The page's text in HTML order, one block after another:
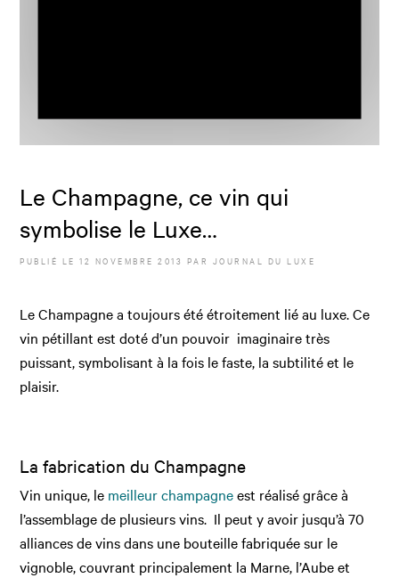
Le Champagne, ce vin qui
symbolise le Luxe…
PUBLIÉ LE12 NOVEMBRE 2013 PAR JOURNAL DU LUXE
Le Champagne a toujours été étroitement lié au luxe. Ce
vin pétillant est doté d’un pouvoir imaginaire très
puissant, symbolisant à la fois le faste, la subtilité et le
plaisir.
La fabrication du Champagne
Vin unique, le meilleur champagneest réalisé grâce à
l’assemblage de plusieurs vins. Il peut y avoir jusqu’à 70
alliances de vins dans une bouteille fabriquée sur le
vignoble, couvrant principalement la Marne, l’Aube et